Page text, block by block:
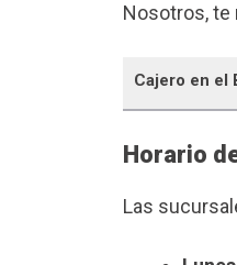
Nosotros, te
Cajero en el
Horario
Las